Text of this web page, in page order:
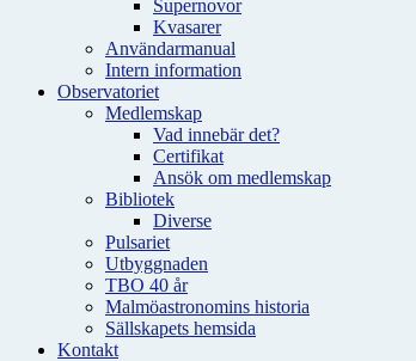
Supernovor
Kvasarer
Användarmanual
Intern information
Observatoriet
Medlemskap
Vad innebär det?
Certifikat
Ansök om medlemskap
Bibliotek
Diverse
Pulsariet
Utbyggnaden
TBO 40 år
Malmöastronomins historia
Sällskapets hemsida
Kontakt